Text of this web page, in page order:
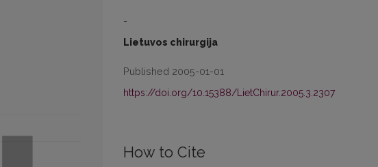
-
Lietuvos chirurgija
Published 2005-01-01
https://doi.org/10.15388/LietChirur.2005.3.2307
How to Cite